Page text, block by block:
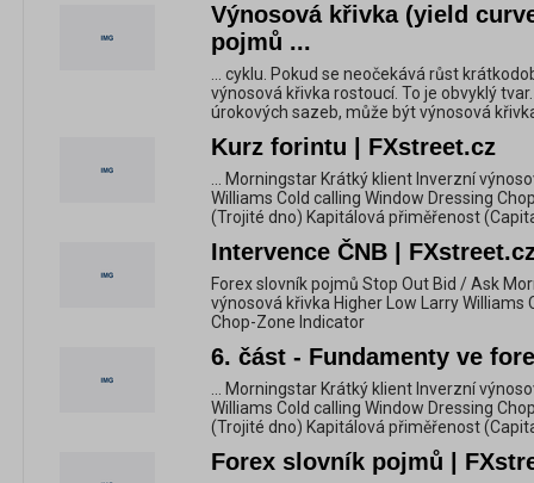
Výnosová křivka (yield
pojmů ...
... cyklu. Pokud se neočekává růst
výnosová křivka rostoucí. To je obvyklý
úrokových sazeb, může být výnosová
Kurz forintu | FXstreet.cz
... Morningstar Krátký klient Inverzní
Williams Cold calling Window Dressing
(Trojité dno) Kapitálová přiměřenost
Intervence ČNB |
Forex slovník pojmů Stop Out Bid / Ask
výnosová křivka Higher Low Larry Williams
Chop-Zone Indicator
6. část - Fundamenty ve
... Morningstar Krátký klient Inverzní
Williams Cold calling Window Dressing
(Trojité dno) Kapitálová přiměřenost
Forex slovník pojmů |